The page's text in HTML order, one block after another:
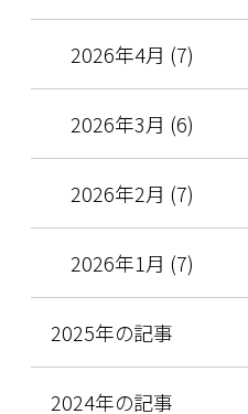
2026年4月 (7)
2026年3月 (6)
2026年2月 (7)
2026年1月 (7)
2025年の記事
2024年の記事